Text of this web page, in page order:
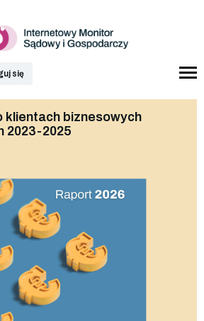
się
klientach biznesowych
2023-2025